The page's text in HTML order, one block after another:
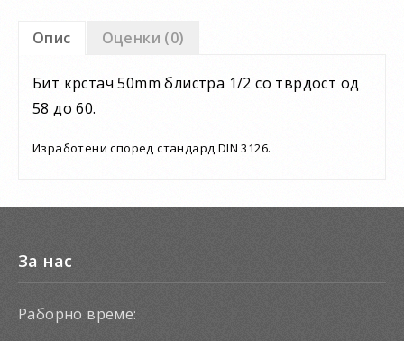
Опис Оценки (0)
Бит крстач 50mm блистра 1/2 со тврдост од
58 до 60.
Изработени според стандард DIN 3126.
За нас
Раборно време: